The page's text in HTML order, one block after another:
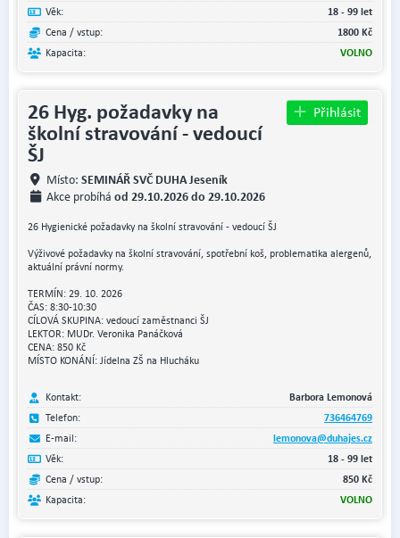
Věk:
18 - 99 let
Cena / vstup:
1800 Kč
Kapacita:
VOLNO
26 Hyg. požadavky na
školní stravování - vedoucí
ŠJ
Přihlásit
Místo: SEMINÁŘ SVČ DUHA Jeseník
Akce probíhá od 29.10.2026 do 29.10.2026
26 Hygienické požadavky na školní stravování - vedoucí ŠJ
Výživové požadavky na školní stravování, spotřební koš, problematika alergenů,
aktuální právní normy.
TERMÍN: 29. 10. 2026
ČAS: 8:30-10:30
CÍLOVÁ SKUPINA: vedoucí zaměstnanci ŠJ
LEKTOR: MUDr. Veronika Panáčková
CENA: 850 Kč
MÍSTO KONÁNÍ: Jídelna ZŠ na Hlucháku
Kontakt:
Barbora Lemonová
Telefon:
736464769
E-mail:
lemonova@duhajes.cz
Věk:
18 - 99 let
Cena / vstup:
850 Kč
Kapacita:
VOLNO